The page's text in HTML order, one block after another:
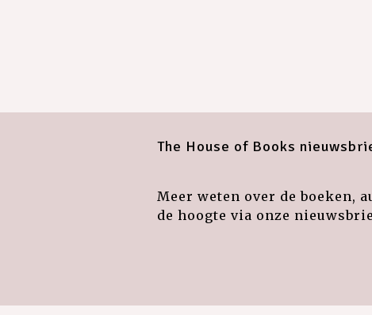
The House of Books
Meer weten over de boeken,
de hoogte via onze